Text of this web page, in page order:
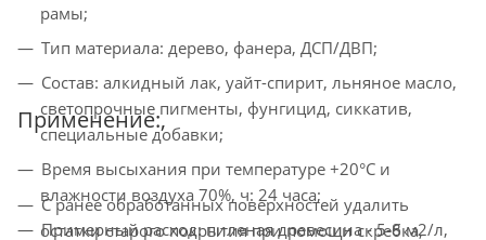
рамы;
Тип материала: дерево, фанера, ДСП/ДВП;
Состав: алкидный лак, уайт-спирит, льняное масло,
светопрочные пигменты, фунгицид, сиккатив,
специальные добавки;
Время высыхания при температуре +20°С и
влажности воздуха 70%, ч: 24 часа;
Примерный расход: пиленая древесина - 5-8 м2/л,
Применение:,
С ранее обработанных поверхностей удалить
остатки старого покрытия при помощи скребка,